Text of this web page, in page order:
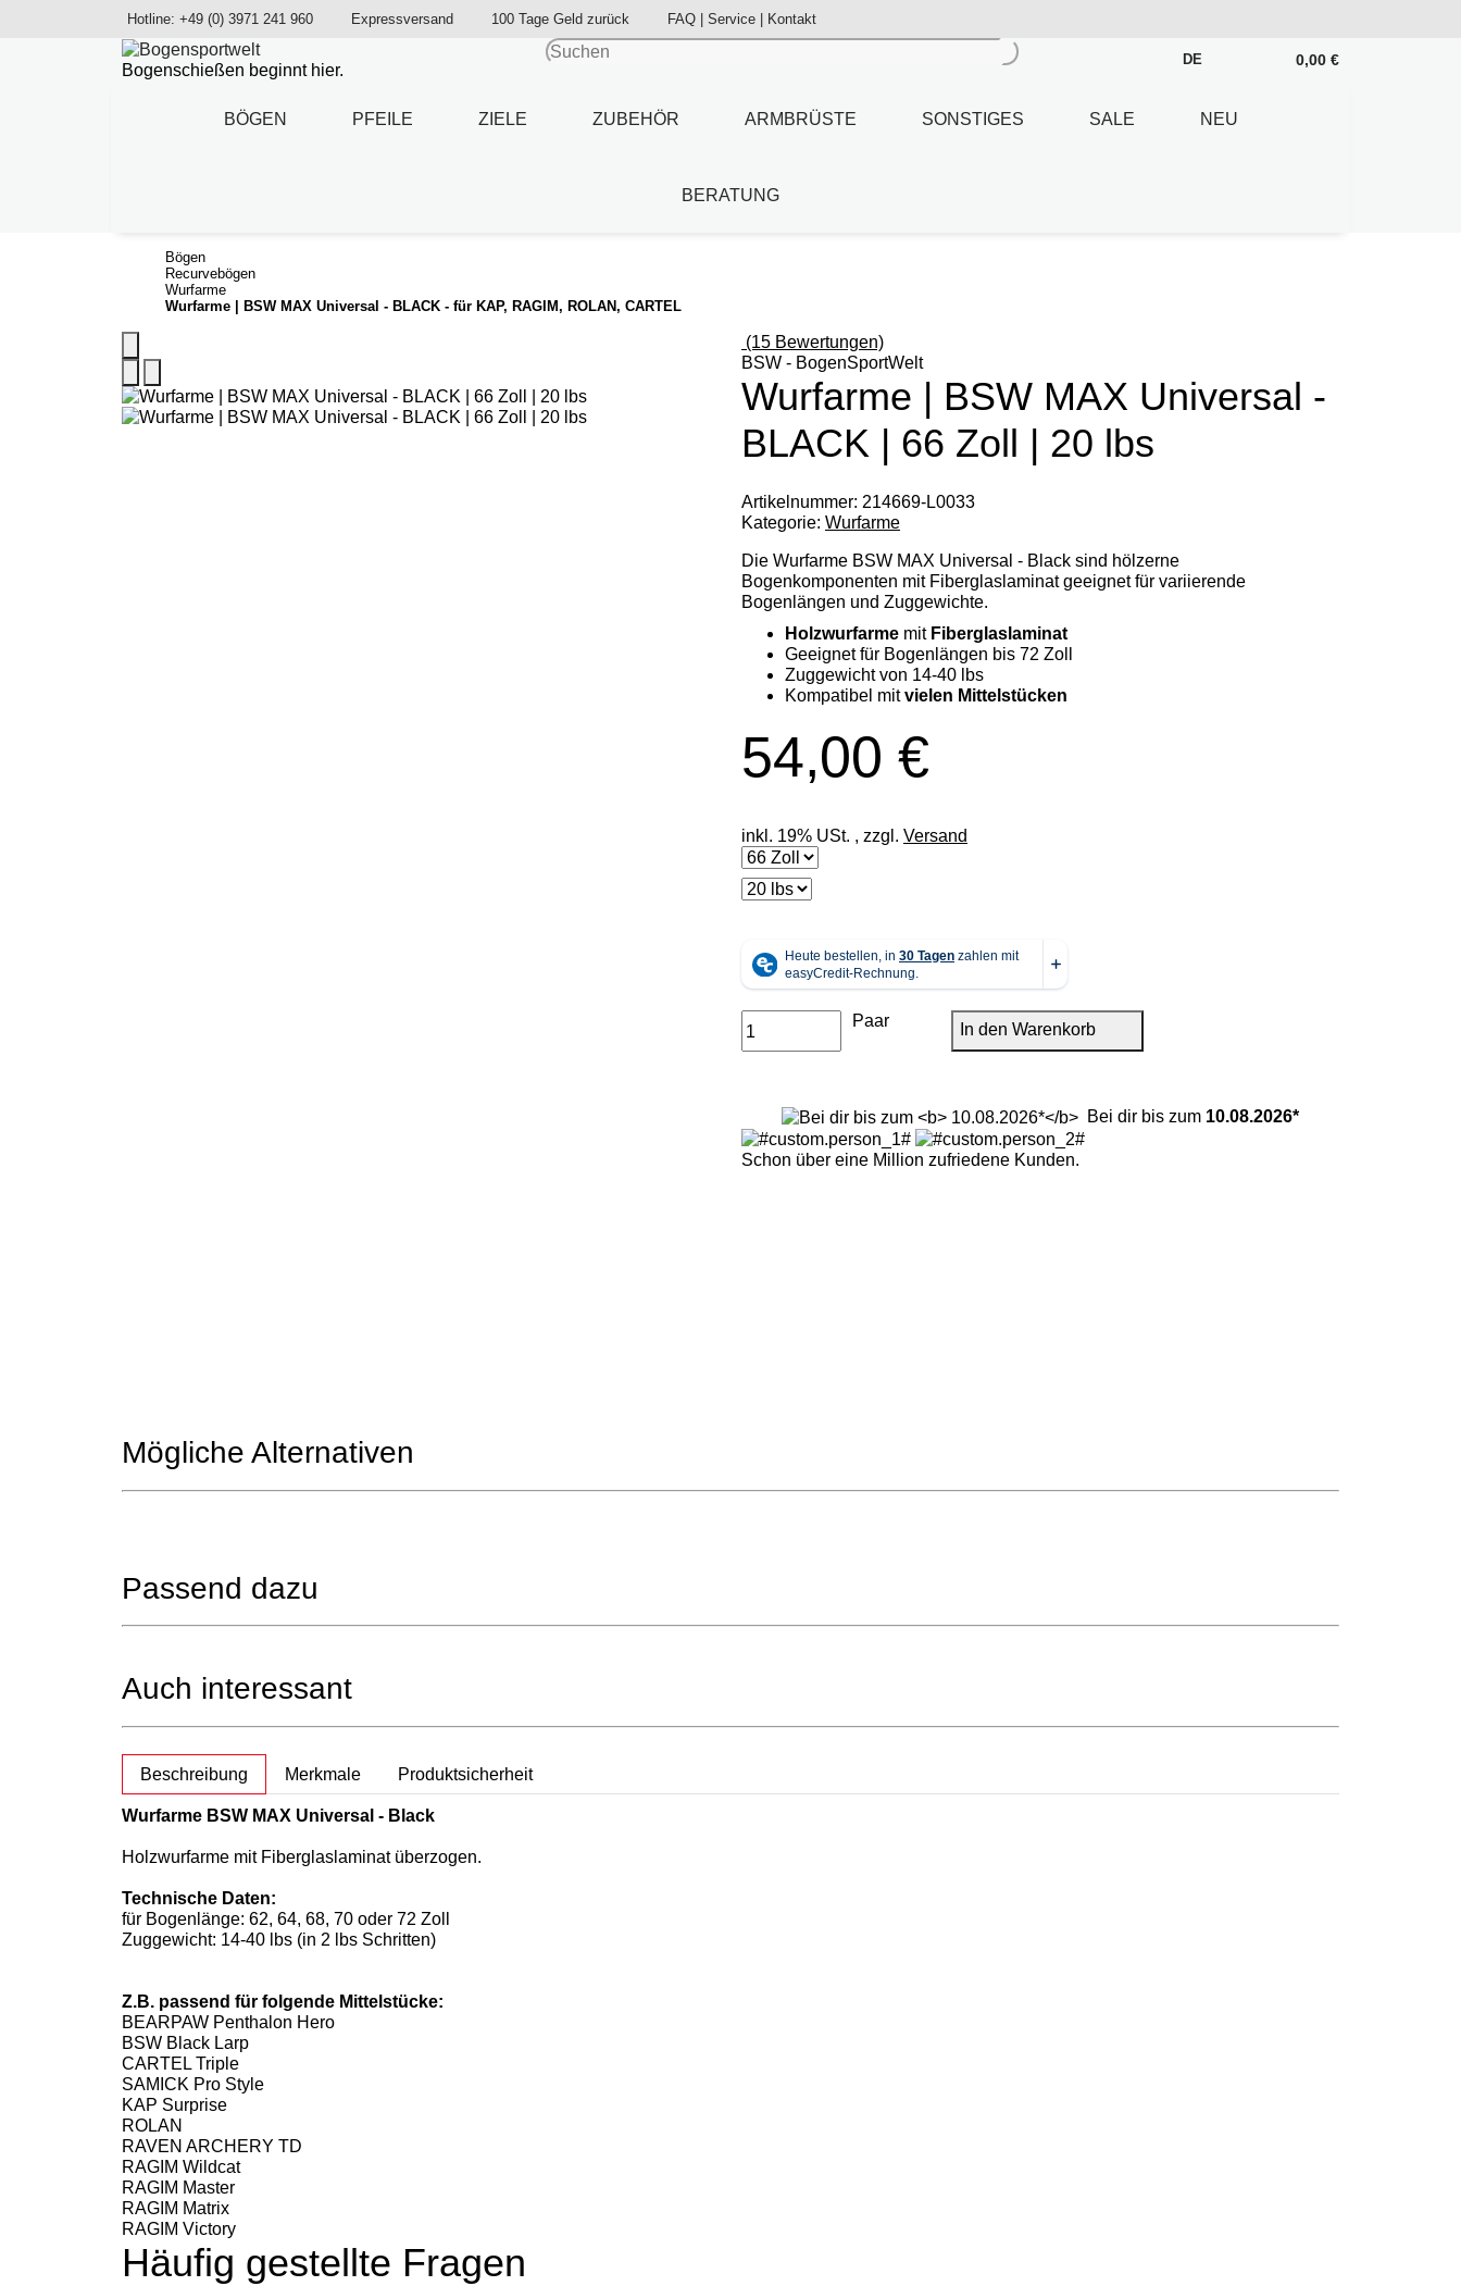
Hotline: +49 (0) 3971 241 960 Expressversand 100 Tage Geld zurück FAQ | Service | Kontakt
Bogenschießen beginnt hier.
DE 0,00 €
BÖGEN PFEILE ZIELE ZUBEHÖR ARMBRÜSTE SONSTIGES SALE NEU
BERATUNG
Bögen
Recurvebögen
Wurfarme
Wurfarme | BSW MAX Universal - BLACK - für KAP, RAGIM, ROLAN, CARTEL
(15 Bewertungen)
BSW - BogenSportWelt
Wurfarme | BSW MAX Universal -
BLACK | 66 Zoll | 20 lbs
Artikelnummer: 214669-L0033
Kategorie: Wurfarme
Die Wurfarme BSW MAX Universal - Black sind hölzerne
Bogenkomponenten mit Fiberglaslaminat geeignet für variierende
Bogenlängen und Zuggewichte.
Holzwurfarme mit Fiberglaslaminat
Geeignet für Bogenlängen bis 72 Zoll
Zuggewicht von 14-40 lbs
Kompatibel mitvielen Mittelstücken
54,00 €
inkl. 19% USt. , zzgl. Versand
Paar In den Warenkorb
Bei dir bis zum 10.08.2026*
Schon über eine Million zufriedene Kunden.
Mögliche Alternativen
Passend dazu
Auch interessant
weitere Registerkarten anzeigen
Beschreibung Merkmale Produktsicherheit
Wurfarme BSW MAX Universal - Black
Holzwurfarme mit Fiberglaslaminat überzogen.
Technische Daten:
für Bogenlänge: 62, 64, 68, 70 oder 72 Zoll
Zuggewicht: 14-40 lbs (in 2 lbs Schritten)
Z.B. passend für folgende Mittelstücke:
BEARPAW Penthalon Hero
BSW Black Larp
CARTEL Triple
SAMICK Pro Style
KAP Surprise
ROLAN
RAVEN ARCHERY TD
RAGIM Wildcat
RAGIM Master
RAGIM Matrix
RAGIM Victory
Häufig gestellte Fragen